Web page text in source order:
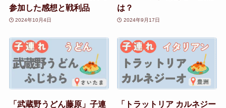
参加した感想と戦利品
2024年10月4日
は？
2024年9月17日
「武蔵野うどん藤原」子連
「トラットリア カルネジー